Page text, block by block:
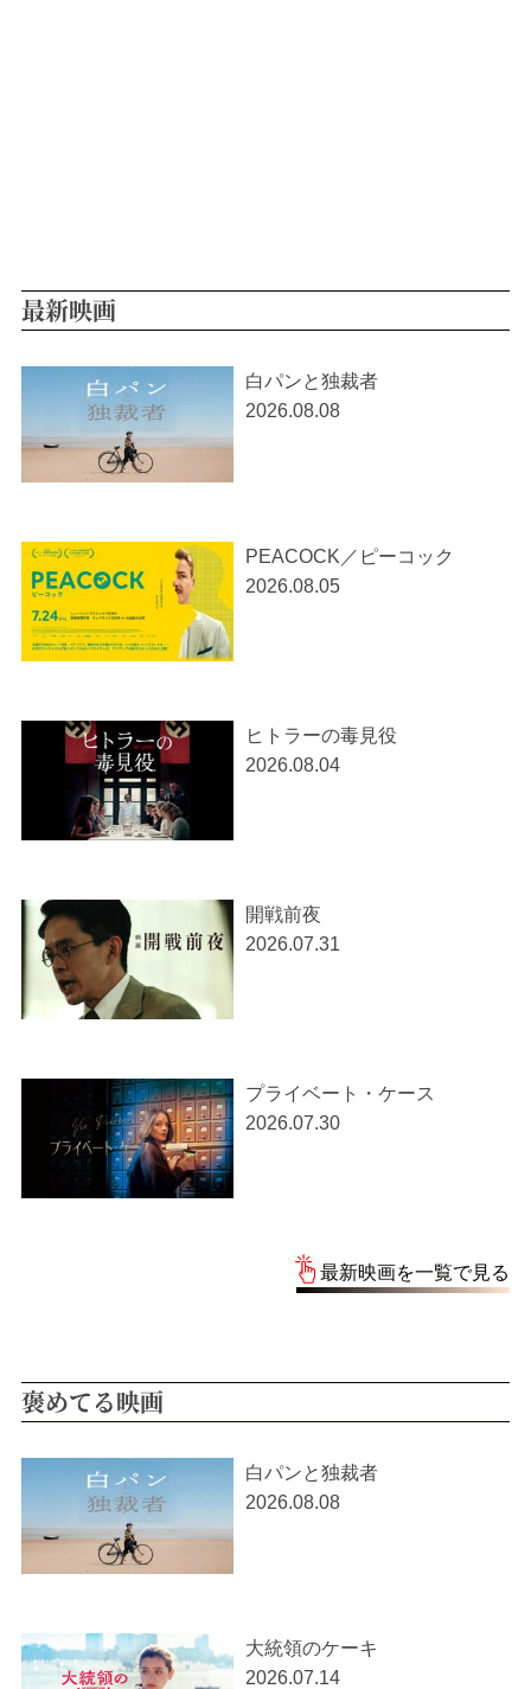
最新映画
白パンと独裁者
2026.08.08
PEACOCK／ピーコック
2026.08.05
ヒトラーの毒見役
2026.08.04
開戦前夜
2026.07.31
プライベート・ケース
2026.07.30
最新映画を一覧で見る
褒めてる映画
白パンと独裁者
2026.08.08
大統領のケーキ
2026.07.14